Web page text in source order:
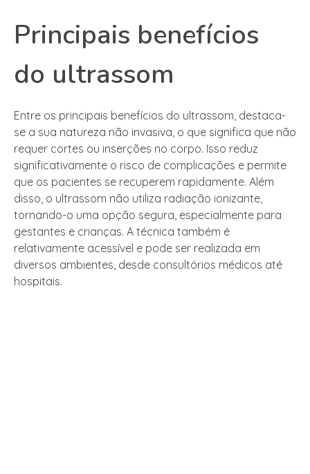
Principais benefícios
do ultrassom
Entre os principais benefícios do ultrassom, destaca-
se a sua natureza não invasiva, o que significa que não
requer cortes ou inserções no corpo. Isso reduz
significativamente o risco de complicações e permite
que os pacientes se recuperem rapidamente. Além
disso, o ultrassom não utiliza radiação ionizante,
tornando-o uma opção segura, especialmente para
gestantes e crianças. A técnica também é
relativamente acessível e pode ser realizada em
diversos ambientes, desde consultórios médicos até
hospitais.